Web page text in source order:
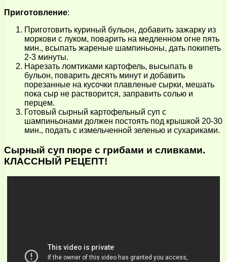
Приготовление:
Приготовить куриный бульон, добавить зажарку из
моркови с луком, поварить на медленном огне пять
мин., всыпать жареные шампиньоны, дать покипеть
2-3 минуты.
Нарезать ломтиками картофель, высыпать в
бульон, поварить десять минут и добавить
порезанные на кусочки плавленые сырки, мешать
пока сыр не растворится, заправить солью и
перцем.
Готовый сырный картофельный суп с
шампиньонами должен постоять под крышкой 20-30
мин., подать с измельченной зеленью и сухариками.
Сырный суп пюре с грибами и сливками.
КЛАССНЫЙ РЕЦЕПТ!